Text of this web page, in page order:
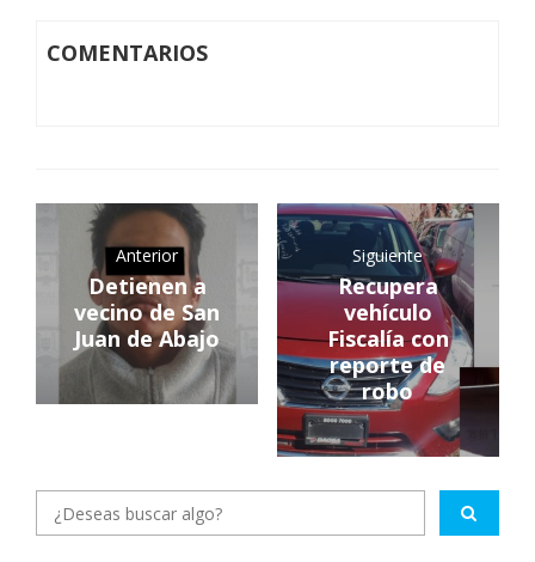
COMENTARIOS
Anterior
Detienen a
vecino de San
Juan de Abajo
Siguiente
Recupera
vehículo
Fiscalía con
reporte de
robo